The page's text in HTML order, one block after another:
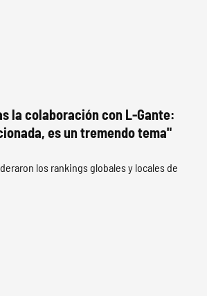
la colaboración con L-Gante:
es un tremendo tema"